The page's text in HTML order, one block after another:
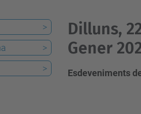
Dilluns,
Gener
Esdeveniments
>
>
>